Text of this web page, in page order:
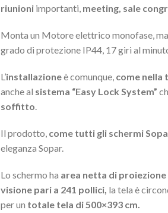
riunioniimportanti, meeting, sale
Monta un Motore elettrico monofase,
grado di protezione IP44, 17 giri al
L’installazioneè comunque, come nella
anche al sistema “Easy Lock System”
soffitto.
Il prodotto, come tutti gli schermi
eleganza Sopar.
Lo schermo ha area netta di proiezione
visione pari a 241 pollici, la tela è
per un totale tela di 500×393 cm.